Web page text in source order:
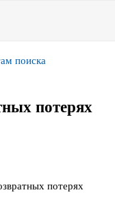
поиска
потерях
потерях